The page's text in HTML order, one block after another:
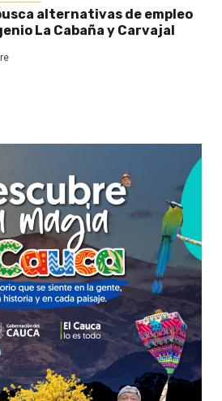
alternativas de empleo
La Cabaña y Carvajal